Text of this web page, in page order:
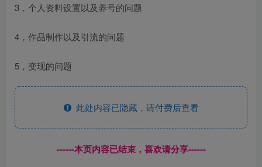
3，个人资料设置以及养号的问题
4，作品制作以及引流的问题
5，变现的问题
此处内容已隐藏，请付费后查看
------本页内容已结束，喜欢请分享------